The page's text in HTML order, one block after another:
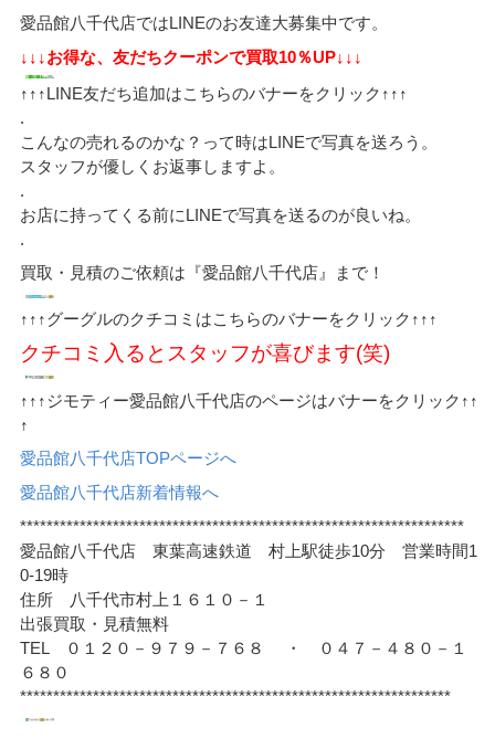
愛品館八千代店ではLINEのお友達大募集中です。
↓↓↓お得な、友だちクーポンで買取10％UP↓↓↓
↑↑↑LINE友だち追加はこちらのバナーをクリック↑↑↑
.
こんなの売れるのかな？って時はLINEで写真を送ろう。
スタッフが優しくお返事しますよ。
.
お店に持ってくる前にLINEで写真を送るのが良いね。
.
買取・見積のご依頼は『愛品館八千代店』まで！
↑↑↑グーグルのクチコミはこちらのバナーをクリック↑↑↑
クチコミ入るとスタッフが喜びます(笑)
↑↑↑ジモティー愛品館八千代店のページはバナーをクリック↑↑
↑
愛品館八千代店TOPページへ
愛品館八千代店新着情報へ
*******************************************************************
愛品館八千代店 東葉高速鉄道 村上駅徒歩10分 営業時間1
0-19時
住所 八千代市村上１６１０－１
出張買取・見積無料
TEL ０１２０－９７９－７６８ ・ ０４７－４８０－１
６８０
*****************************************************************